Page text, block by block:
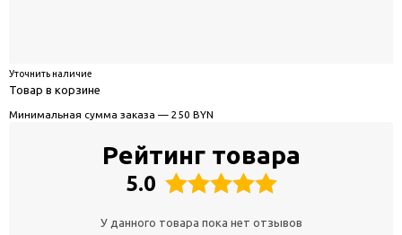
Уточнить наличие
Товар в корзине
Минимальная сумма заказа — 250 BYN
Рейтинг товара
5.0
У данного товара пока нет отзывов